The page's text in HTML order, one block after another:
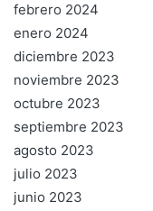
febrero 2024
enero 2024
diciembre 2023
noviembre 2023
octubre 2023
septiembre 2023
agosto 2023
julio 2023
junio 2023